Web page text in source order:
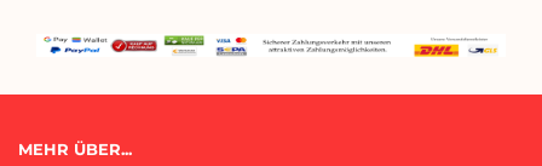
MEHR ÜBER...